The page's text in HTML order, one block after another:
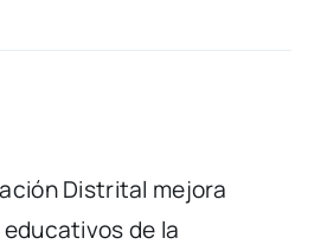
Distrital mejora
de la